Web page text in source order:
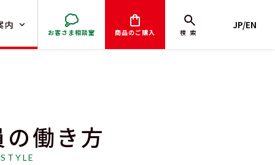
内
お客さま相談室 商品のご購入 検索
JP/EN
働き方